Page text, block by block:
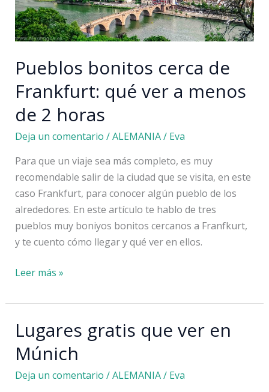
Pueblos bonitos cerca de
Frankfurt: qué ver a menos
de 2 horas
Deja un comentario /ALEMANIA/ Eva
Para que un viaje sea más completo, es muy
recomendable salir de la ciudad que se visita, en este
caso Frankfurt, para conocer algún pueblo de los
alrededores. En este artículo te hablo de tres
pueblos muy boniyos bonitos cercanos a Franfkurt,
y te cuento cómo llegar y qué ver en ellos.
Pueblos
cerca
Frankfurt:
qué
ver
Leer más »
Lugares gratis que ver en
Múnich
Deja un comentario /ALEMANIA/ Eva